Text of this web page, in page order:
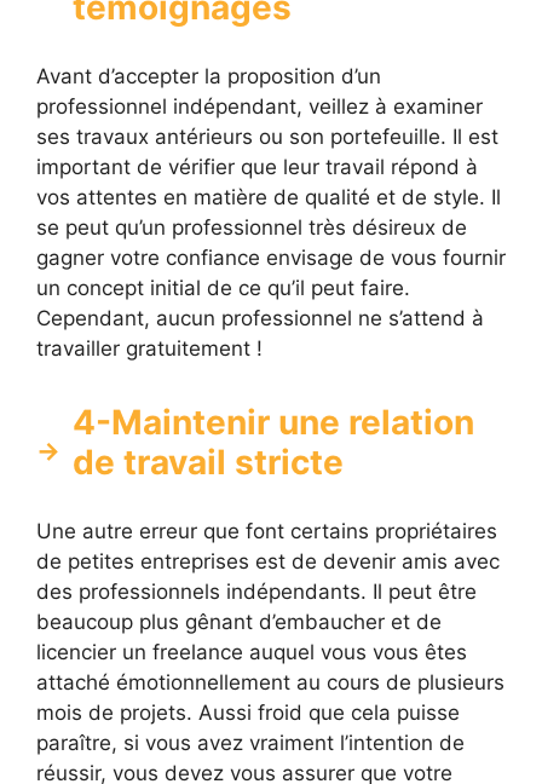
Avant d’accepter la proposition d’un
professionnel indépendant, veillez à examiner
ses travaux antérieurs ou son portefeuille. Il est
important de vérifier que leur travail répond à
vos attentes en matière de qualité et de style. Il
se peut qu’un professionnel très désireux de
gagner votre confiance envisage de vous fournir
un concept initial de ce qu’il peut faire.
Cependant, aucun professionnel ne s’attend à
travailler gratuitement !
4-Maintenir une relation
de travail stricte
Une autre erreur que font certains propriétaires
de petites entreprises est de devenir amis avec
des professionnels indépendants. Il peut être
beaucoup plus gênant d’embaucher et de
licencier un freelance auquel vous vous êtes
attaché émotionnellement au cours de plusieurs
mois de projets. Aussi froid que cela puisse
paraître, si vous avez vraiment l’intention de
réussir, vous devez vous assurer que votre